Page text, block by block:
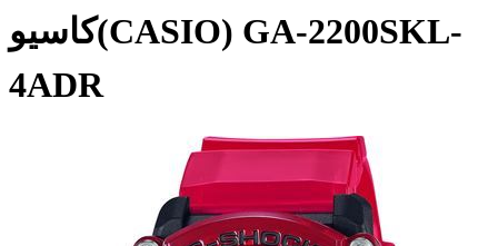
کاسیو(CASIO) GA-2200SKL-
4ADR